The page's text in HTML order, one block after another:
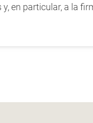
en particular, a la